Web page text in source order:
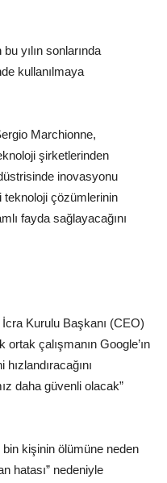
yılın sonlarında
kullanılmaya
Marchionne,
şirketlerinden
inovasyonu
teknoloji çözümlerinin
fayda sağlayacağını
Kurulu Başkanı (CEO)
çalışmanın Google’ın
daha güvenli olacak”
bin kişinin ölümüne neden
hatası” nedeniyle